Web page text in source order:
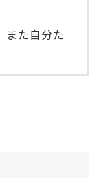
また自分た